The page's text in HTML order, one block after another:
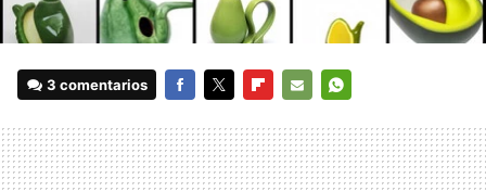
3 comentarios
MAIL